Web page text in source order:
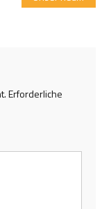
Erforderliche